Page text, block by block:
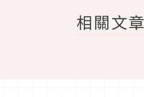
相關文章